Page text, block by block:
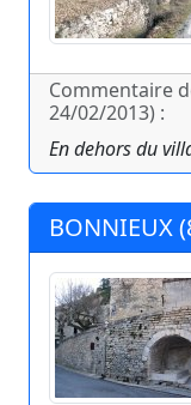
Commentaire
24/02/2013) :
En dehors du
BONNIEUX